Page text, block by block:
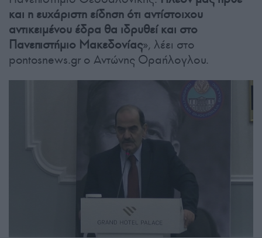
και η ευχάριστη είδηση ότι αντίστοιχου
αντικειμένου έδρα θα ιδρυθεί και στο
Πανεπιστήμιο Μακεδονίας», λέει στο
pontosnews.gr ο Αντώνης Οραήλογλου.